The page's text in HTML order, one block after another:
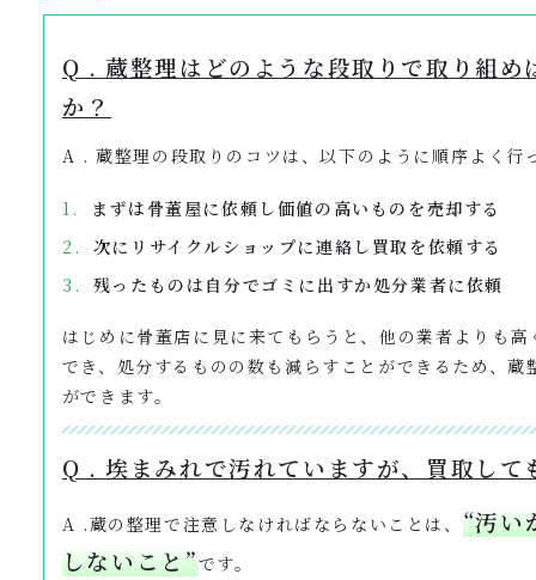
Q . 蔵整理はどのような段取りで取り組め
か？
A . 蔵整理の段取りのコツは、以下のように順序よく行
まずは骨董屋に依頼し価値の高いものを売却する
次にリサイクルショップに連絡し買取を依頼する
残ったものは自分でゴミに出すか処分業者に依頼
はじめに骨董店に見に来てもらうと、他の業者よりも
でき、処分するものの数も減らすことができるため、蔵
ができます。
Q . 埃まみれで汚れていますが、買取して
A .蔵の整理で注意しなければならないことは、 “汚い
しないこと”です。